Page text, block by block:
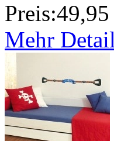
Preis:49,95
Mehr